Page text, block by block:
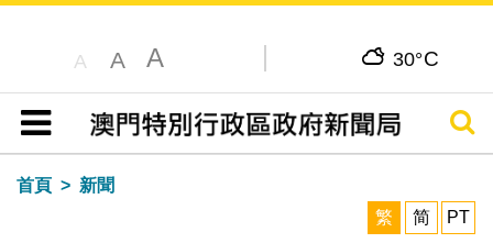
A A A 30°C
目錄
搜尋
首頁
新聞
繁
简 PT